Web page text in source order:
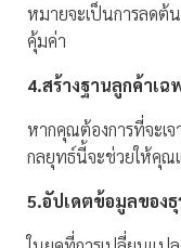
หมายจะเป็นการลดต้
คุ้มค่า
4.สร้างฐานลูกค้าเฉ
หากคุณต้องการที่จะเ
กลยุทธ์นี้จะช่วยให้คุณ
5.อัปเดตข้อมูลของ